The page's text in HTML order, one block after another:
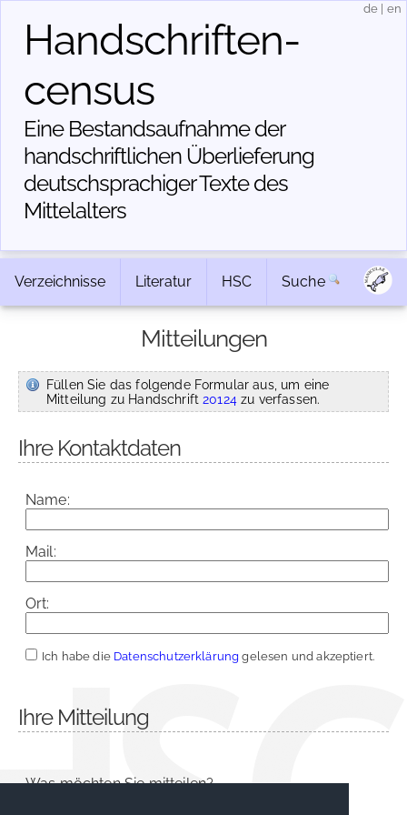
Handschriften­
census
Eine Bestandsaufnahme der
handschriftlichen Über­lieferung
deutschsprachiger Texte des
Mittelalters
de en
Verzeichnisse Literatur HSC Suche
Mitteilungen
Füllen Sie das folgende Formular aus, um eine
Mitteilung zu Handschrift20124zu verfassen.
Ihre Kontaktdaten
Name:
Mail:
Ort:
Ich habe die Datenschutzerklärung gelesen und akzeptiert.
Ihre Mitteilung
Was möchten Sie mitteilen?